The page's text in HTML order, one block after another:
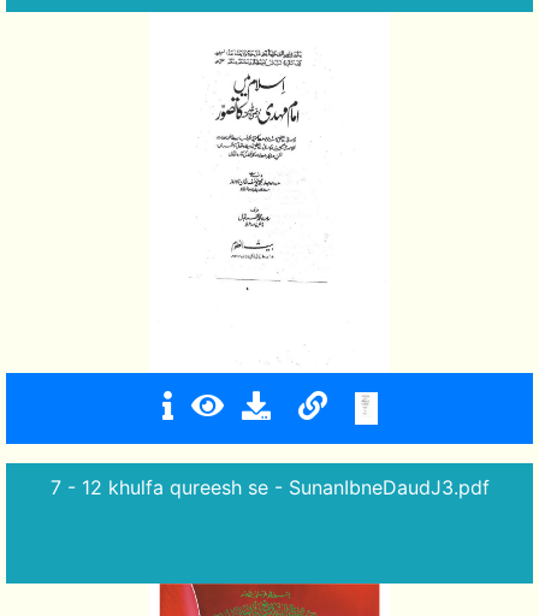
7 - 12 khulfa qureesh se - SunanIbneDaudJ3.pdf